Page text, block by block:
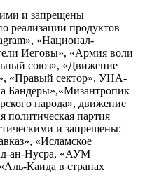
и запрещены
реализации продуктов —
«Национал-
Иеговы», «Армия воли
союз», «Движение
«Правый сектор», УНА-
народа», движение
политическая партия
и запрещены:
«Исламское
ан-Нусра, «АУМ
Каида в странах